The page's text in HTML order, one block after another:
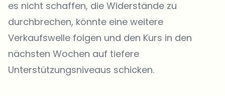
es nicht schaffen, die Widerstände zu
durchbrechen, könnte eine weitere
Verkaufswelle folgen und den Kurs in den
nächsten Wochen auf tiefere
Unterstützungsniveaus schicken.